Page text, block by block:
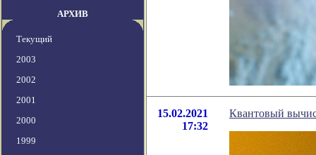
АРХИВ
Текущий
2003
2002
2001
2000
1999
15.02.2021
17:32
Квантовый